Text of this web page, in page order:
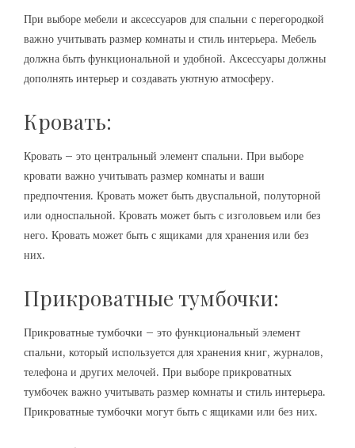
При выборе мебели и аксессуаров для спальни с перегородкой
важно учитывать размер комнаты и стиль интерьера. Мебель
должна быть функциональной и удобной. Аксессуары должны
дополнять интерьер и создавать уютную атмосферу.
Кровать:
Кровать – это центральный элемент спальни. При выборе
кровати важно учитывать размер комнаты и ваши
предпочтения. Кровать может быть двуспальной, полуторной
или односпальной. Кровать может быть с изголовьем или без
него. Кровать может быть с ящиками для хранения или без
них.
Прикроватные тумбочки:
Прикроватные тумбочки – это функциональный элемент
спальни, который используется для хранения книг, журналов,
телефона и других мелочей. При выборе прикроватных
тумбочек важно учитывать размер комнаты и стиль интерьера.
Прикроватные тумбочки могут быть с ящиками или без них.